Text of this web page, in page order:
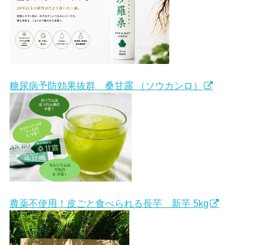
糖尿病予防効果抜群 桑甘露 （ソウカンロ）
農薬不使用！皮ごと食べられる長芋 新芋 5kg